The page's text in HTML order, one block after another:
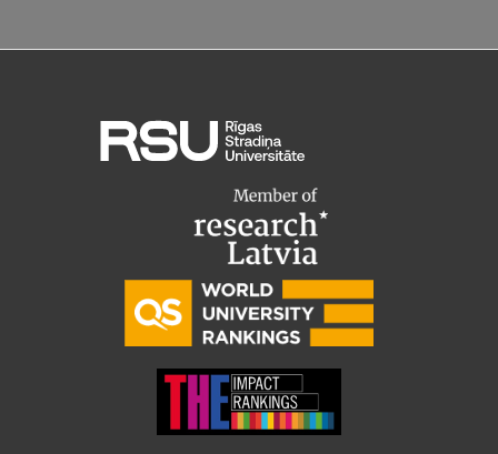
Pētniecības projekti
Vertikāli integrētie projekti
Zinātniskās konferences
Starptautiskā sadarbība
Mobilitātes programmas